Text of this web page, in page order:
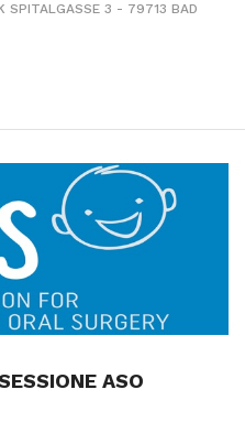
SPITALGASSE 3 - 79713 BAD
ASO